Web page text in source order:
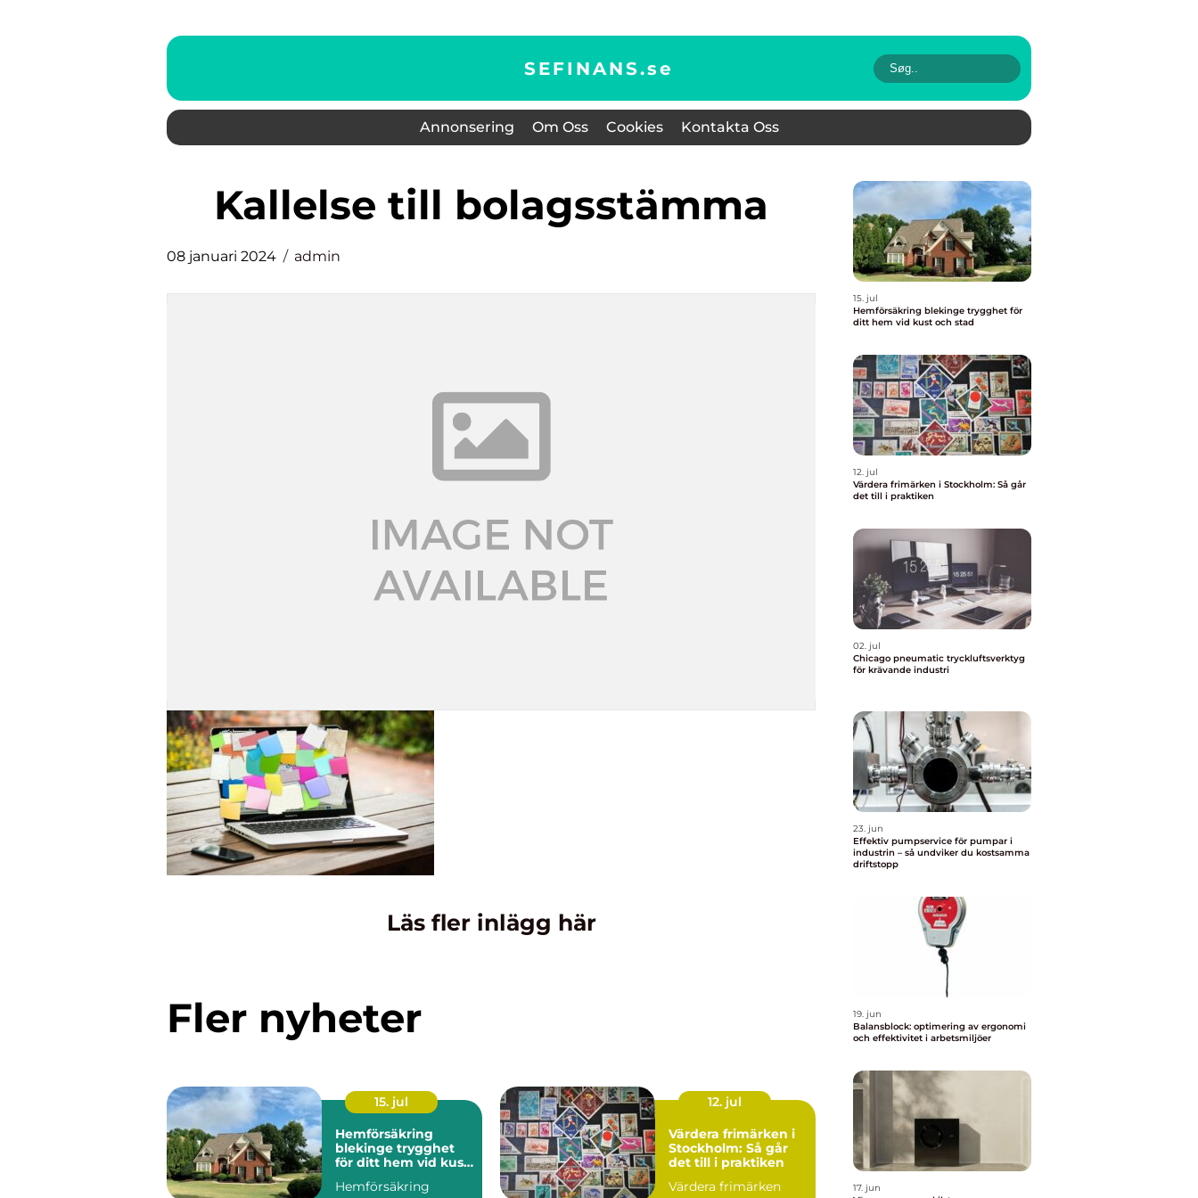
SEFINANS.se
Annonsering Om Oss Cookies Kontakta Oss
kallelse till bolagsstämma
08 januari 2024 admin
Läs fler inlägg här
Fler nyheter
15. jul
Hemförsäkring
blekinge trygghet
för ditt hem vid kust
Hemförsäkring
12. jul
Värdera frimärken i
Stockholm: Så går
det till i praktiken
Värdera frimärken
15. jul
Hemförsäkring blekinge trygghet för
ditt hem vid kust och stad
12. jul
Värdera frimärken i Stockholm: Så går
det till i praktiken
02. jul
Chicago pneumatic tryckluftsverktyg
för krävande industri
23. jun
Effektiv pumpservice för pumpar i
industrin – så undviker du kostsamma
driftstopp
19. jun
Balansblock: optimering av ergonomi
och effektivitet i arbetsmiljöer
17. jun